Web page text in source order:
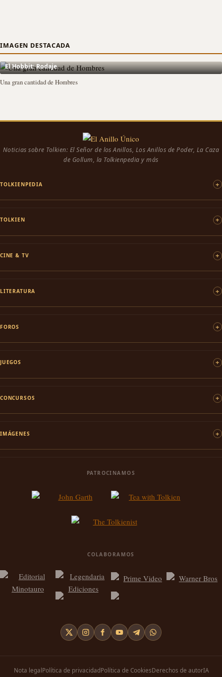
IMAGEN DESTACADA
El Hobbit: Rodaje
Una gran cantidad de Hombres
Noticias sobre Tolkien: El Señor de los Anillos, Los Anillos de Poder, La Caza
de Gollum, la Tolkienpedia y más
TOLKIENPEDIA
TOLKIEN
CINE & TV
LITERATURA
FOROS
JUEGOS
CONCURSOS
IMÁGENES
PATROCINAMOS
COLABORAMOS
Nota legalPolítica de privacidadPolítica de CookiesDerechos de autorIA